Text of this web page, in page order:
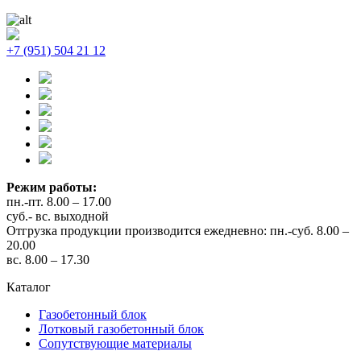
+7 (951) 504 21 12
Режим работы:
пн.-пт. 8.00 – 17.00
суб.- вс. выходной
Отгрузка продукции производится ежедневно: пн.-суб. 8.00 –
20.00
вс. 8.00 – 17.30
Каталог
Газобетонный блок
Лотковый газобетонный блок
Сопутствующие материалы